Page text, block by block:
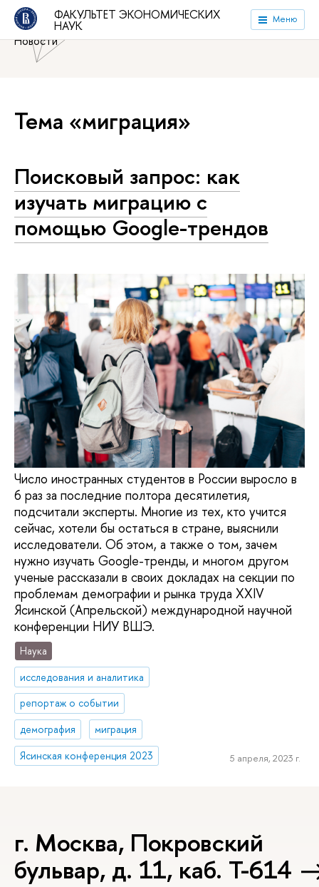
ФАКУЛЬТЕТ ЭКОНОМИЧЕСКИХ
НАУК Меню
Национальный исследовательский университет «Высшая
школа экономики»
Факультет экономических наук
Новости
Тема «миграция»
Поисковый запрос: как
изучать миграцию с
помощью Google-трендов
Число иностранных студентов в России выросло в
6 раз за последние полтора десятилетия,
подсчитали эксперты. Многие из тех, кто учится
сейчас, хотели бы остаться в стране, выяснили
исследователи. Об этом, а также о том, зачем
нужно изучать Google-тренды, и многом другом
ученые рассказали в своих докладах на секции по
проблемам демографии и рынка труда XXIV
Ясинской (Апрельской) международной научной
конференции НИУ ВШЭ.
Наука
исследования и аналитика
репортаж о событии
демография
миграция
Ясинская конференция 2023
5 апреля, 2023 г.
г. Москва, Покровский
бульвар, д. 11, каб. Т-614